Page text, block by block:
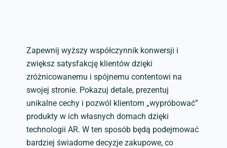
Zapewnij wyższy współczynnik konwersji i
zwiększ satysfakcję klientów dzięki
zróżnicowanemu i spójnemu contentowi na
swojej stronie. Pokazuj detale, prezentuj
unikalne cechy i pozwól klientom „wypróbować”
produkty w ich własnych domach dzięki
technologii AR. W ten sposób będą podejmować
bardziej świadome decyzje zakupowe, co